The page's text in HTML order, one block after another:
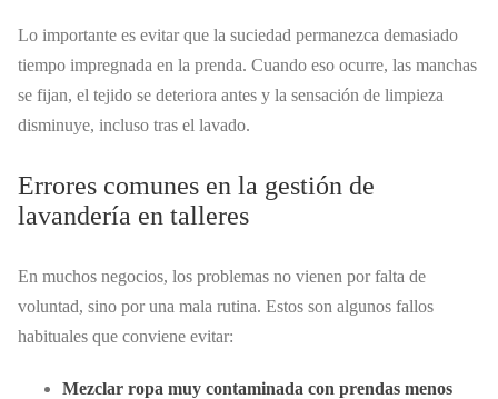
Lo importante es evitar que la suciedad permanezca demasiado
tiempo impregnada en la prenda. Cuando eso ocurre, las manchas
se fijan, el tejido se deteriora antes y la sensación de limpieza
disminuye, incluso tras el lavado.
Errores comunes en la gestión de
lavandería en talleres
En muchos negocios, los problemas no vienen por falta de
voluntad, sino por una mala rutina. Estos son algunos fallos
habituales que conviene evitar:
Mezclar ropa muy contaminada con prendas menos